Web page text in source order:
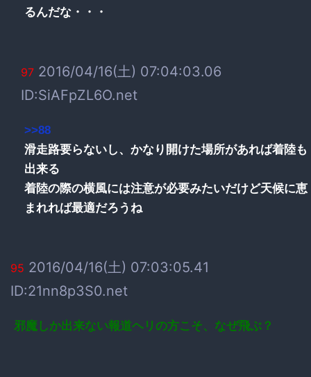
るんだな・・・
97 2016/04/16(土) 07:04:03.06
ID:SiAFpZL6O.net
>>88
滑走路要らないし、かなり開けた場所があれば着陸も
出来る
着陸の際の横風には注意が必要みたいだけど天候に恵
まれれば最適だろうね
95 2016/04/16(土) 07:03:05.41
ID:21nn8p3S0.net
邪魔しか出来ない報道ヘリの方こそ、なぜ飛ぶ？